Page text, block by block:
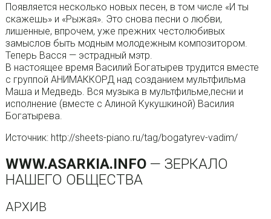
Появляется несколько новых песен, в том числе «И ты
скажешь» и «Рыжая». Это снова песни о любви,
лишенные, впрочем, уже прежних честолюбивых
замыслов быть модным молодежным композитором.
Теперь Васся — эстрадный мэтр.
В настоящее время Василий Богатырев трудится вместе
с группой АНИМАККОРД над созданием мультфильма
Маша и Медведь. Вся музыка в мультфильме,песни и
исполнение (вместе с Алиной Кукушкиной) Василия
Богатырева.
Источник: http://sheets-piano.ru/tag/bogatyrev-vadim/
WWW.ASARKIA.INFO— ЗЕРКАЛО
НАШЕГО ОБЩЕСТВА
АРХИВ